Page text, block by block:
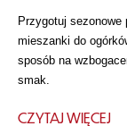
Przygotuj
mieszanki do
sposób na
smak.
CZYTAJ WIĘCEJ